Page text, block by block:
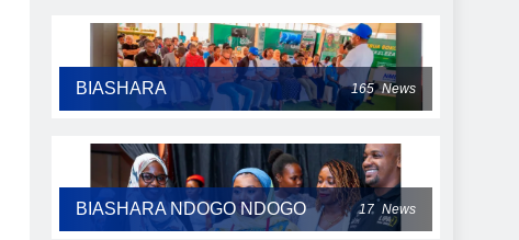
BIASHARA 165 News
BIASHARA NDOGO NDOGO 17 News